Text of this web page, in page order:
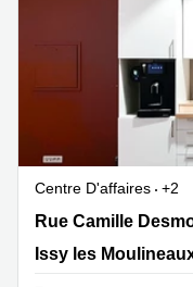
Centre D'affaires
+2
13 Rue Camille
Rue Camille
Issy les